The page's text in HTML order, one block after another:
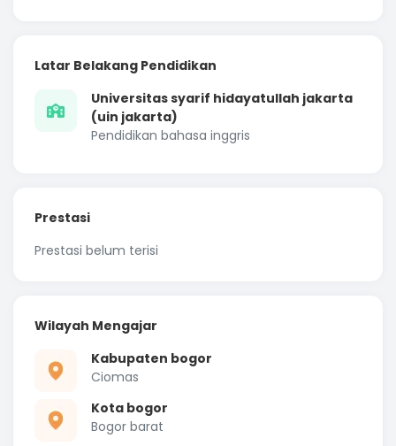
Latar Belakang Pendidikan
Universitas syarif hidayatullah jakarta
(uin jakarta)
Pendidikan bahasa inggris
Prestasi
Prestasi belum terisi
Wilayah Mengajar
Kabupaten bogor
Ciomas
Kota bogor
Bogor barat